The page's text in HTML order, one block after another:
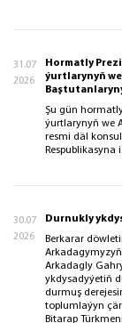
31.07
2026
Hormatly
ýurtlarynyň
Şu gün
ýurtlarynyň we
resmi däl
Respublikasyna
30.07
2026
Durnukly
Berkarar
Arkadagly
ykdysadyýetiň
durmuş
toplumlaýyn
Bitarap